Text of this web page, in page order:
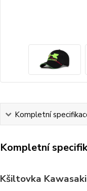
Kompletní
Kompletní
Kšiltovka